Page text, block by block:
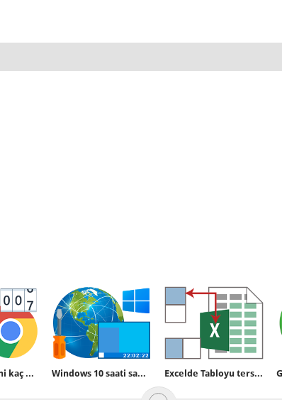
Bir web sitesini kaç kez ziyaret ettiğinizi bulun Windows 10 saati saniyeyide göstersin Excelde Tabloyu ters çevirelim